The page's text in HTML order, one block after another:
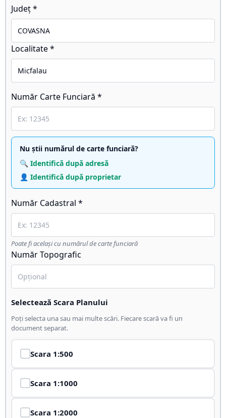
Județ *
Localitate *
Număr Carte Funciară *
Nu știi numărul de carte funciară?
🔍 Identifică după adresă
👤 Identifică după proprietar
Număr Cadastral *
Poate fi același cu numărul de carte funciară
Număr Topografic
Selectează Scara Planului
Poți selecta una sau mai multe scări. Fiecare scară va fi un
document separat.
Scara 1:500
Scara 1:1000
Scara 1:2000